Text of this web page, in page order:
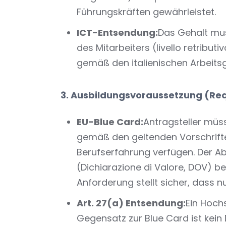
Führungskräften gewährleistet.
ICT-Entsendung:Das Gehalt
des Mitarbeiters (livello
gemäß den italienischen
3. Ausbildungsvoraussetzung
EU-Blue Card:Antragsteller
gemäß den geltenden
Berufserfahrung verfügen. Der
(Dichiarazione di Valore, DOV)
Anforderung stellt sicher, dass
Art. 27(a) Entsendung:Ein
Gegensatz zur Blue Card ist